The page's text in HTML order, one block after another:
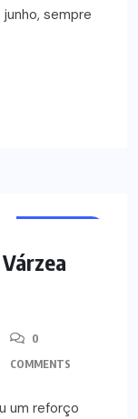
sempre
0
COMMENTS
um reforço